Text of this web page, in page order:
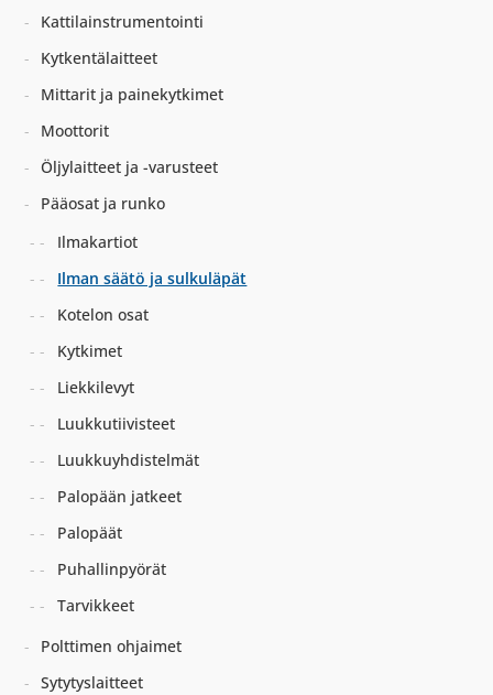
Kattilainstrumentointi
Kytkentälaitteet
Mittarit ja painekytkimet
Moottorit
Öljylaitteet ja -varusteet
Pääosat ja runko
Ilmakartiot
Ilman säätö ja sulkuläpät
Kotelon osat
Kytkimet
Liekkilevyt
Luukkutiivisteet
Luukkuyhdistelmät
Palopään jatkeet
Palopäät
Puhallinpyörät
Tarvikkeet
Polttimen ohjaimet
Sytytyslaitteet